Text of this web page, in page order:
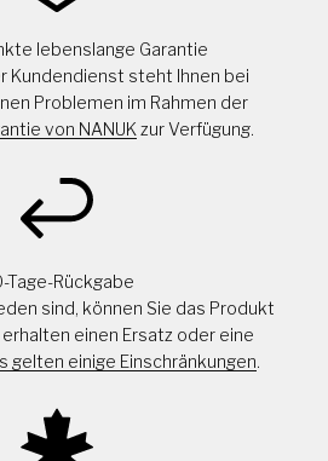
lebenslange Garantie
Kundendienst steht Ihnen bei
Problemen im Rahmen der
von NANUK zur Verfügung.
Tage-Rückgabe
sind, können Sie das Produkt
einen Ersatz oder eine
gelten einige Einschränkungen.